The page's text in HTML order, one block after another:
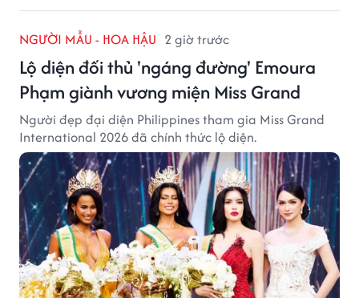
NGƯỜI MẪU - HOA HẬU 2 giờ trước
Lộ diện đối thủ 'ngáng đường' Emoura
Phạm giành vương miện Miss Grand
Người đẹp đại diện Philippines tham gia Miss Grand
International 2026 đã chính thức lộ diện.